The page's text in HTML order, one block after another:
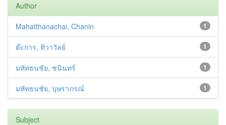
Author
1
Mahatthanachai, Chanin
1
ต๊ะการ, ทิวาวัลย์
1
มหัทธนชัย, ชนินทร์
1
มหัทธนชัย, บุษราภรณ์
Subject